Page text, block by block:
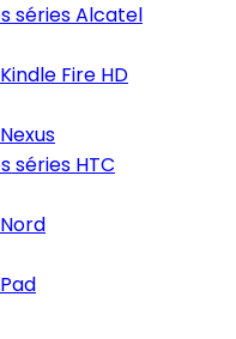
séries Alcatel
Fire HD
séries HTC